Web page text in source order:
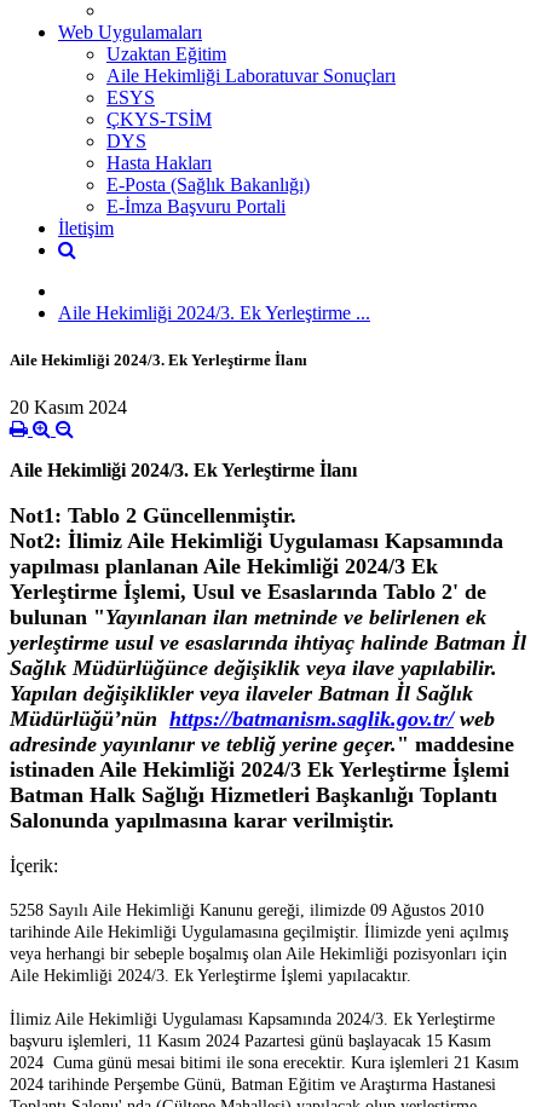
Web Uygulamaları
Uzaktan Eğitim
Aile Hekimliği Laboratuvar Sonuçları
ESYS
ÇKYS-TSİM
DYS
Hasta Hakları
E-Posta (Sağlık Bakanlığı)
E-İmza Başvuru Portali
İletişim
Aile Hekimliği 2024/3. Ek Yerleştirme ...
Aile Hekimliği 2024/3. Ek Yerleştirme İlanı
20 Kasım 2024
Aile Hekimliği 2024/3. Ek Yerleştirme İlanı
Not1: Tablo 2 Güncellenmiştir.
Not2: İlimiz Aile Hekimliği Uygulaması Kapsamında
yapılması planlanan Aile Hekimliği 2024/3 Ek
Yerleştirme İşlemi, Usul ve Esaslarında Tablo 2' de
bulunan "Yayınlanan ilan metninde ve belirlenen ek
yerleştirme usul ve esaslarında ihtiyaç halinde Batman İl
Sağlık Müdürlüğünce değişiklik veya ilave yapılabilir.
Yapılan değişiklikler veya ilaveler Batman İl Sağlık
Müdürlüğü’nün https://batmanism.saglik.gov.tr/web
adresinde yayınlanır ve tebliğ yerine geçer. " maddesine
istinaden Aile Hekimliği 2024/3 Ek Yerleştirme İşlemi
Batman Halk Sağlığı Hizmetleri Başkanlığı Toplantı
Salonunda yapılmasına karar verilmiştir.
İçerik:
5258 Sayılı Aile Hekimliği Kanunu gereği, ilimizde 09 Ağustos 2010
tarihinde Aile Hekimliği Uygulamasına geçilmiştir. İlimizde yeni açılmış
veya herhangi bir sebeple boşalmış olan Aile Hekimliği pozisyonları için
Aile Hekimliği 2024/3. Ek Yerleştirme İşlemi yapılacaktır.
İlimiz Aile Hekimliği Uygulaması Kapsamında 2024/3. Ek Yerleştirme
başvuru işlemleri, 11 Kasım 2024 Pazartesi günü başlayacak 15 Kasım
2024 Cuma günü mesai bitimi ile sona erecektir. Kura işlemleri 21 Kasım
2024 tarihinde Perşembe Günü, Batman Eğitim ve Araştırma Hastanesi